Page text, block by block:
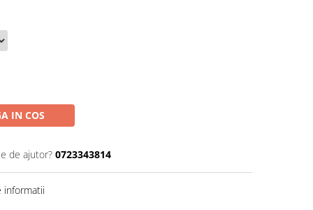
IN COS
de ajutor? 0723343814
informatii